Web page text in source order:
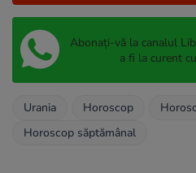
Abonați-vă la canalul
a fi la curent
Urania Horoscop
Horoscop săptămânal